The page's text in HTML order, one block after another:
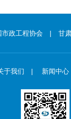
政工程协会 | 甘肃
于我们 | 新闻中心